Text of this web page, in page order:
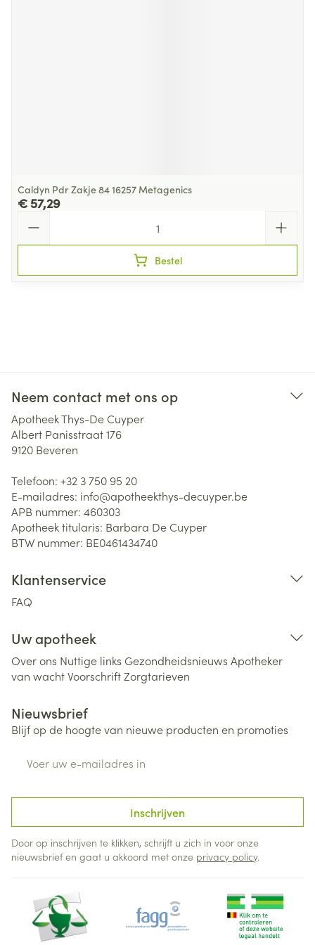
Caldyn Pdr Zakje 84 16257 Metagenics
€ 57,29
Bestel
Neem contact met ons op
Apotheek Thys-De Cuyper
Albert Panisstraat 176
9120 Beveren
Telefoon: +32 3 750 95 20
E-mailadres: info@apotheekthys-decuyper.be
APB nummer: 460303
Apotheek titularis: Barbara De Cuyper
BTW nummer: BE0461434740
Klantenservice
FAQ
Uw apotheek
Over ons Nuttige links Gezondheidsnieuws Apotheker
van wachtVoorschriftZorgtarieven
Nieuwsbrief
Blijf op de hoogte van nieuwe producten en promoties
Inschrijven
Door op inschrijven te klikken, schrijft u zich in voor onze
nieuwsbrief en gaat u akkoord met onze privacy policy.